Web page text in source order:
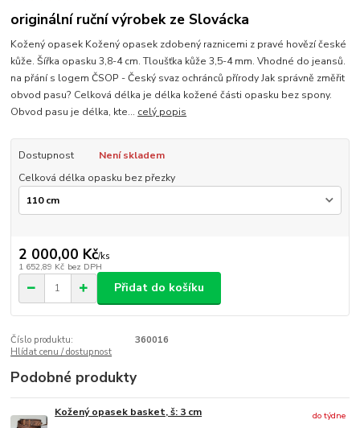
originální ruční výrobek ze Slovácka
Kožený opasek Kožený opasek zdobený raznicemi z pravé hovězí české
kůže. Šířka opasku 3,8-4 cm. Tloušťka kůže 3,5-4 mm. Vhodné do jeansů.
na přání s logem ČSOP - Český svaz ochránců přírody Jak správně změřit
obvod pasu? Celková délka je délka kožené části opasku bez spony.
Obvod pasu je délka, kte... celý popis
Dostupnost
Není skladem
Celková délka opasku bez přezky
2 000,00 Kč/ks
1 652,89 Kč bez DPH
Přidat do košíku
Číslo produktu:
360016
Hlídat cenu / dostupnost
Podobné produkty
Kožený opasek basket, š: 3 cm
do týdne